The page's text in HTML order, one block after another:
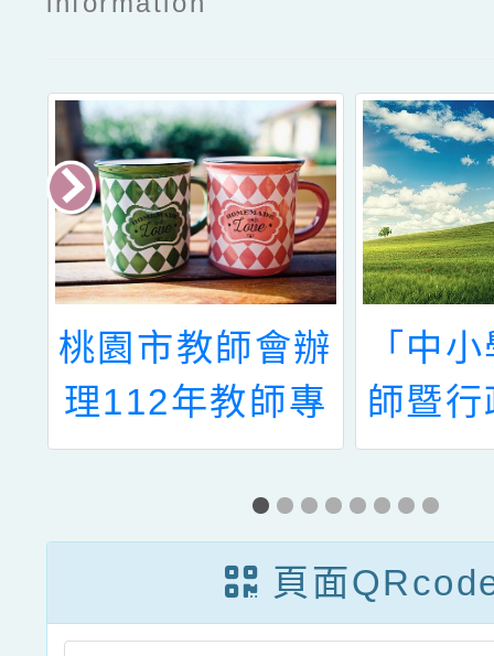
桃園市教師會辦
理112年教師專
業發展研習計畫
—AMA簡報工
作坊
「中
師暨
感素
畫」-
航共
頁面